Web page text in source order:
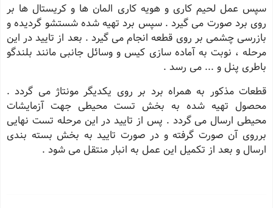
سپس عمل لحیم كاری و هویه كاری المان ها و كریستال ها بر
روی برد صورت می گیرد . سپس برد تهیه شده شستشو گردیده و
بازرسی چشمی بر روی قطعه انجام می گیرد . بعد از تایید در این
مرحله ، نوبت به آماده سازی كیس و وسائل جانبی مانند بلندگو
باطری پنل و ... می رسد .
قطعات مذكور به همراه برد بر روی یكدیگر مونتاژ می گردد .
محصول تهیه شده به بخش تست محیطی جهت آزمایشات
محیطی ارسال می گردد . پس از تایید در این مرحله تست نهایی
برروی آن صورت گرفته و در صورت تایید به بخش بسته بندی
ارسال و بعد از تكمیل این عمل به انبار منتقل می شود .